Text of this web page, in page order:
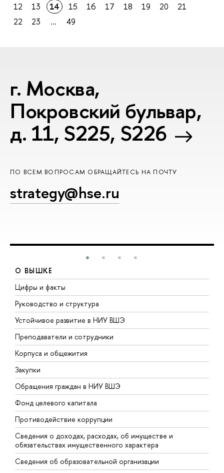
12
13 14 15 16 17 18 19 20
21
22
23 ... 49
г. Москва,
Покровский бульвар,
д. 11, S225, S226
ПО ВСЕМ ВОПРОСАМ ОБРАЩАЙТЕСЬ НА ПОЧТУ
strategy@hse.ru
О ВЫШКЕ
Цифры и факты
Руководство и структура
Устойчивое развитие в НИУ ВШЭ
Преподаватели и сотрудники
Корпуса и общежития
Закупки
Обращения граждан в НИУ ВШЭ
Фонд целевого капитала
Противодействие коррупции
Сведения о доходах, расходах, об имуществе и
обязательствах имущественного характера
Сведения об образовательной организации